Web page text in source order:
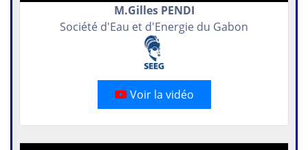
M.Gilles PENDI
Société d'Eau et d'Energie du Gabon
Voir la vidéo